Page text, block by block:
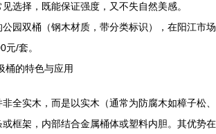
选择，既能保证强度，又不失自然美感。
公园双桶（钢木材质，带分类标识），在阳江市场
/套。
桶的特色与应用
全实木，而是以实木（通常为防腐木如樟子松、
框架，内部结合金属桶体或塑料内胆。其优势在